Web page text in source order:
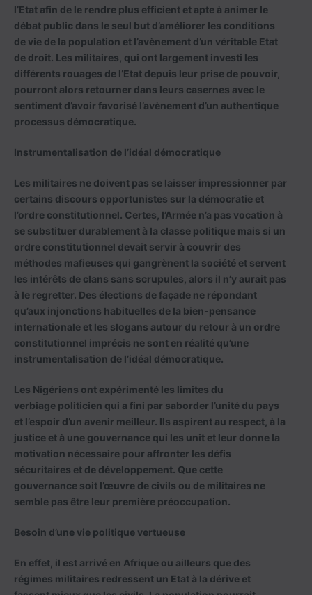
l’Etat afin de le rendre plus efficient et apte à animer le
débat public dans le seul but d’améliorer les conditions
de vie de la population et l’avènement d’un véritable Etat
de droit. Les militaires, qui ont largement investi les
différents rouages de l’Etat depuis leur prise de pouvoir,
pourront alors retourner dans leurs casernes avec le
sentiment d’avoir favorisé l’avènement d’un authentique
processus démocratique.
Instrumentalisation de l’idéal démocratique
Les militaires ne doivent pas se laisser impressionner par
certains discours opportunistes sur la démocratie et
l’ordre constitutionnel. Certes, l’Armée n’a pas vocation à
se substituer durablement à la classe politique mais si un
ordre constitutionnel devait servir à couvrir des
méthodes mafieuses qui gangrènent la société et servent
les intérêts de clans sans scrupules, alors il n’y aurait pas
à le regretter. Des élections de façade ne répondant
qu’aux injonctions habituelles de la bien-pensance
internationale et les slogans autour du retour à un ordre
constitutionnel imprécis ne sont en réalité qu’une
instrumentalisation de l’idéal démocratique.
Les Nigériens ont expérimenté les limites du
verbiage politicien qui a fini par saborder l’unité du pays
et l’espoir d’un avenir meilleur. Ils aspirent au respect, à la
justice et à une gouvernance qui les unit et leur donne la
motivation nécessaire pour affronter les défis
sécuritaires et de développement. Que cette
gouvernance soit l’œuvre de civils ou de militaires ne
semble pas être leur première préoccupation.
Besoin d’une vie politique vertueuse
En effet, il est arrivé en Afrique ou ailleurs que des
régimes militaires redressent un Etat à la dérive et